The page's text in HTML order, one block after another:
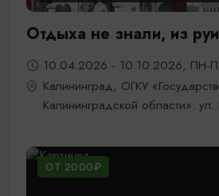
Отдыха не знали, из
10.04.2026 - 10.10.2026, ПН-
Калининград, ОГКУ
Калининградской области»:
ОТ 2000₽